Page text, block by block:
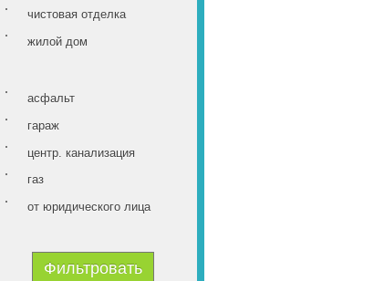
чистовая отделка
жилой дом
асфальт
гараж
центр. канализация
газ
от юридического лица
Фильтровать